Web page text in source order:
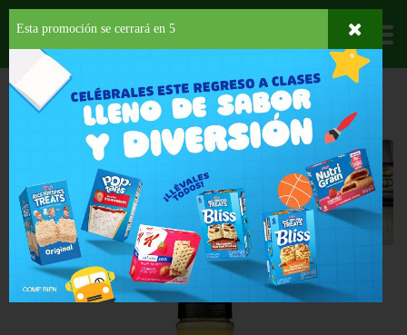
Departamentos
ORGÁNICO CONDIMENTOS ADOBO
Adobo
Back
Esta promoción se cerrará en 5